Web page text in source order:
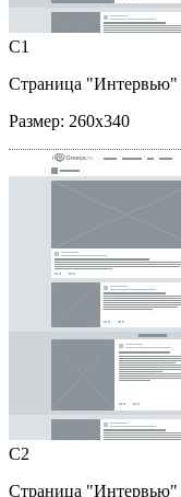
C1
Страница "Интервью"
Размер: 260x340
C2
Страница "Интервью"